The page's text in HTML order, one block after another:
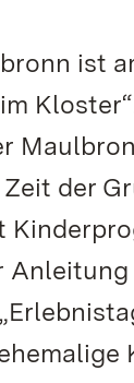
ist
der